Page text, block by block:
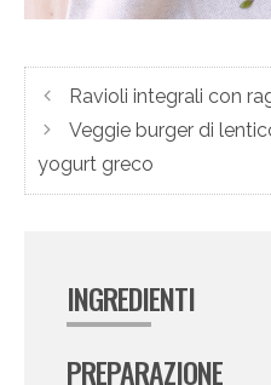
Ravioli integrali con
Veggie burger di
yogurt greco
INGREDIENTI
PREPARAZIONE